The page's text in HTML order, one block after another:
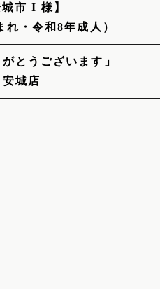
城市 I 様】
れ・令和8年成人）
がとうございます」
安城店